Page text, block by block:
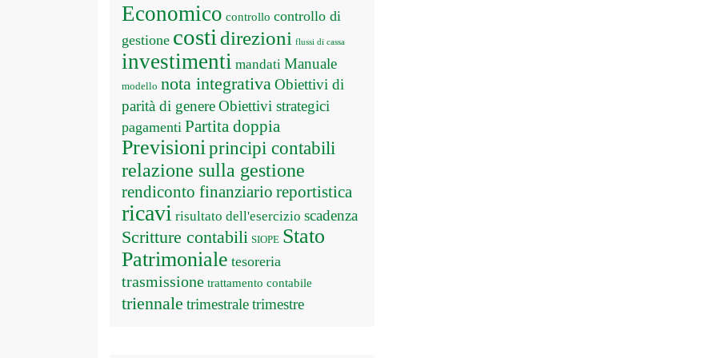
Economico controllo controllo di
gestione costi direzioni flussi di cassa
investimenti mandati Manuale
modello nota integrativa Obiettivi di
parità di genereObiettivi strategici
pagamenti Partita doppia
Previsioni principi contabili
relazione sulla gestione
rendiconto finanziario reportistica
ricavi risultato dell'esercizio scadenza
Scritture contabili SIOPE Stato
Patrimoniale tesoreria
trasmissione trattamento contabile
triennale trimestraletrimestre